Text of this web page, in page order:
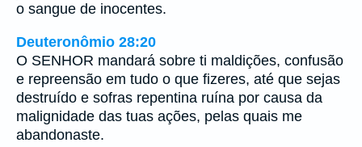
o sangue de inocentes.
Deuteronômio 28:20
O SENHOR mandará sobre ti maldições, confusão
e repreensão em tudo o que fizeres, até que sejas
destruído e sofras repentina ruína por causa da
malignidade das tuas ações, pelas quais me
abandonaste.